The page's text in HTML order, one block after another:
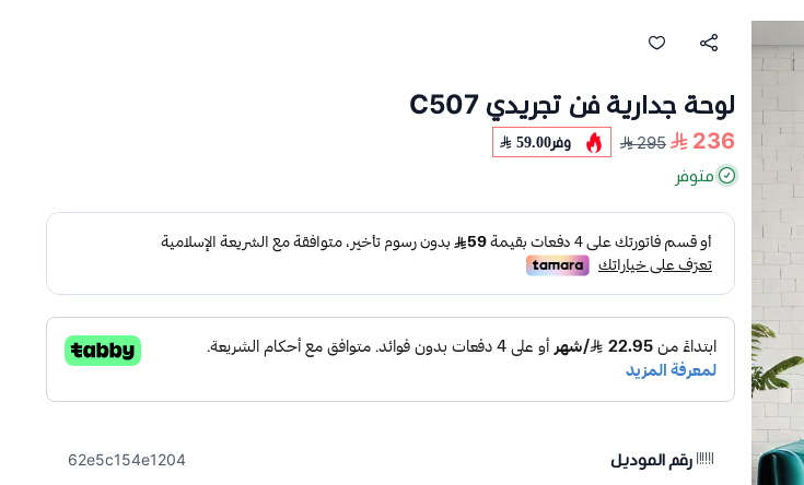
لوحة جدارية فن تجريدي C507
236
295 وفر59.00
متوفر
رقم الموديل 62e5c154e1204